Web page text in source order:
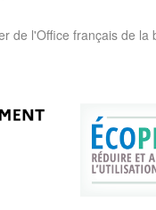
de l'Office français de la